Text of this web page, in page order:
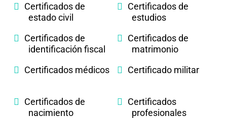
Certificados de
estado civil
Certificados de
estudios
Certificados de
identificación fiscal
Certificados de
matrimonio
Certificados médicos
Certificado militar
Certificados de
nacimiento
Certificados
profesionales